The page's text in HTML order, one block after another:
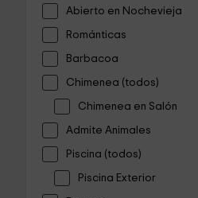
Abierto en Nochevieja
Románticas
Barbacoa
Chimenea (todos)
Chimenea en Salón
Admite Animales
Piscina (todos)
Piscina Exterior